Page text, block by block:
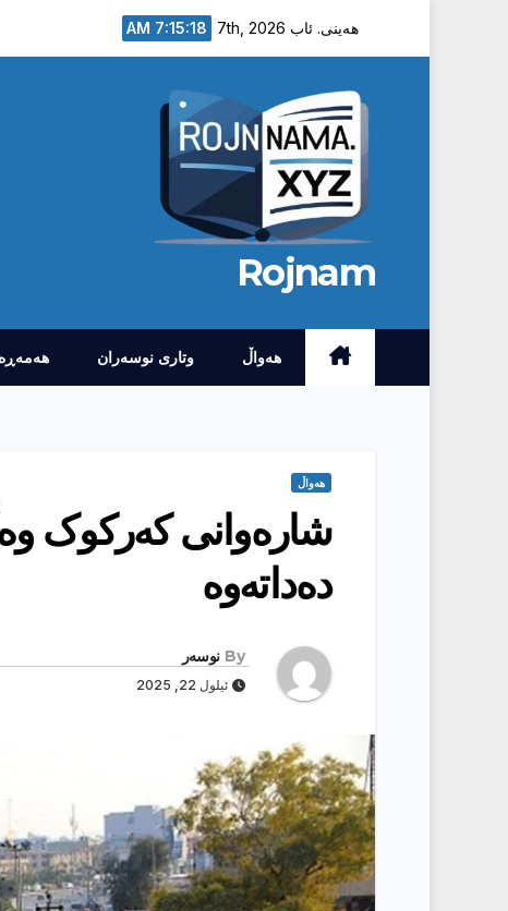
هەینی. ئاب 7th, 2026 7:15:19 AM
Rojnam
هەواڵ وتارى نوسەران
هەواڵ
شارەوانی کەرکوک
دەداتەوە
By نوسەر
ئیلول 22, 2025